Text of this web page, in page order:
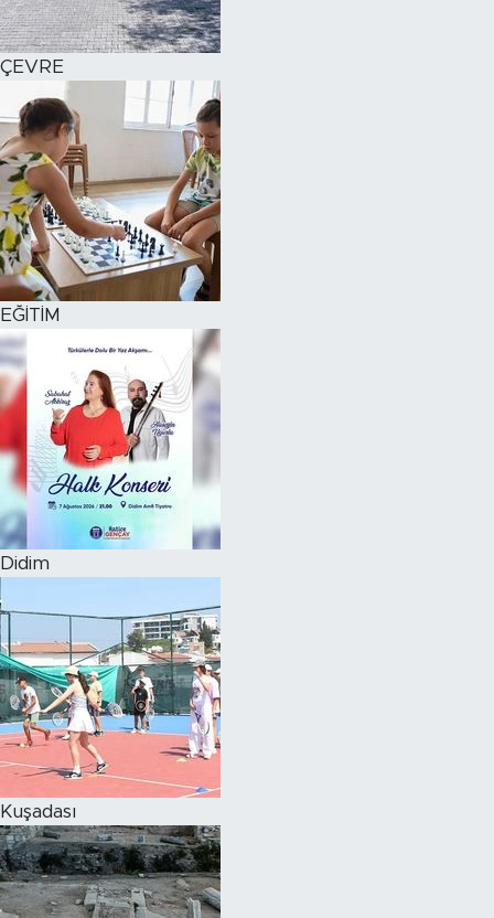
ÇEVRE
EĞİTİM
Didim
Kuşadası